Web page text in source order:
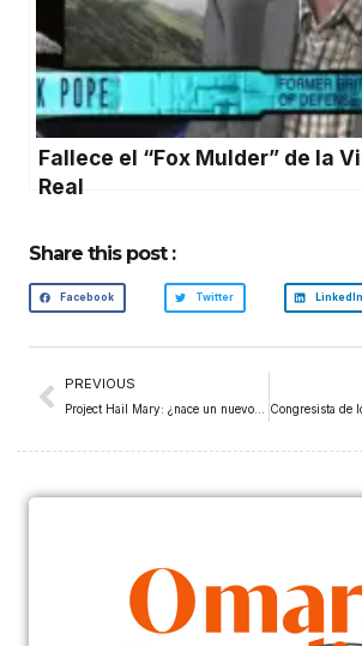
Fallece el “Fox Mulder” de la
Real
Share this post :
Facebook Twitter LinkedIn
PREVIOUS
Project Hail Mary: ¿nace un nuevo clásico de la ciencia ficción?